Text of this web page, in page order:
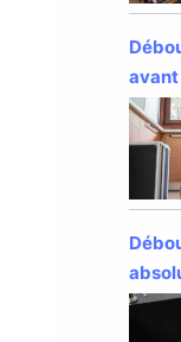
avant